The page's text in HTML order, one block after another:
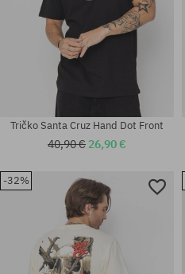
Dostupné veľkosti:
Tričko Santa Cruz Hand Dot Front
40,90 € 26,90 €
-32%